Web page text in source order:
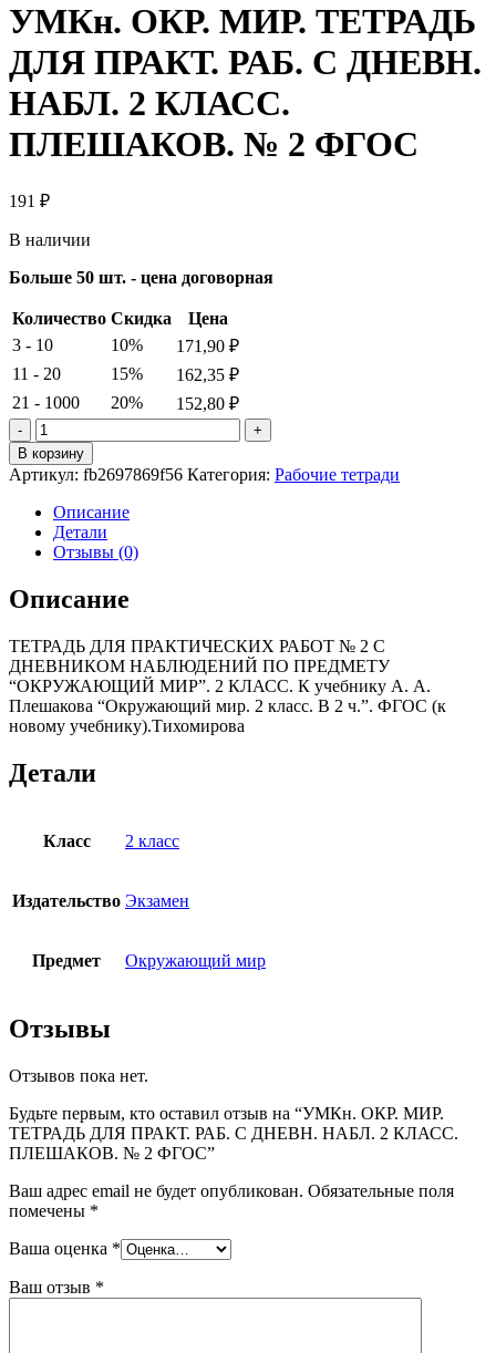
УМКн. ОКР. МИР. ТЕТРАДЬ
ДЛЯ ПРАКТ. РАБ. С ДНЕВН.
НАБЛ. 2 КЛАСС.
ПЛЕШАКОВ. № 2 ФГОС
191 ₽
В наличии
Больше 50 шт. - цена договорная
Количество Скидка
Цена
3 - 10
10% 171,90 ₽
11 - 20
15% 162,35 ₽
21 - 1000
20% 152,80 ₽
Количество
товара
УМКн.
ОКР.
МИР.
ТЕТРАДЬ
ДЛЯ
С
НАБЛ.
2
КЛАСС.
ПЛЕШАКОВ.
№
ФГОС
В корзину
Артикул: fb2697869f56 Категория: Рабочие тетради
Описание
Детали
Отзывы (0)
Описание
ТЕТРАДЬ ДЛЯ ПРАКТИЧЕСКИХ РАБОТ № 2 С
ДНЕВНИКОМ НАБЛЮДЕНИЙ ПО ПРЕДМЕТУ
“ОКРУЖАЮЩИЙ МИР”. 2 КЛАСС. К учебнику А. А.
Плешакова “Окружающий мир. 2 класс. В 2 ч.”. ФГОС (к
новому учебнику).Тихомирова
Детали
Класс 2 класс
Издательство Экзамен
Предмет Окружающий мир
Отзывы
Отзывов пока нет.
Будьте первым, кто оставил отзыв на “УМКн. ОКР. МИР.
ТЕТРАДЬ ДЛЯ ПРАКТ. РАБ. С ДНЕВН. НАБЛ. 2 КЛАСС.
ПЛЕШАКОВ. № 2 ФГОС”
Ваш адрес email не будет опубликован. Обязательные поля
помечены *
Ваша оценка *
Ваш отзыв *